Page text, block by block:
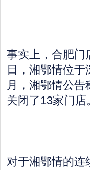
事实上，合肥门
日，湘鄂情位
月，湘鄂情公
关闭了13家门店
对于湘鄂情的连